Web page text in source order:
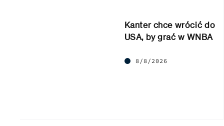
Kanter chce wrócić do
USA, by grać w WNBA
8/8/2026